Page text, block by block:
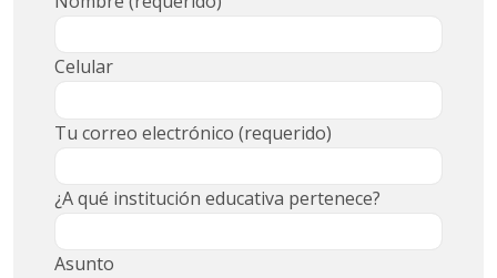
Celular
Tu correo electrónico (requerido)
¿A qué institución educativa pertenece?
Asunto